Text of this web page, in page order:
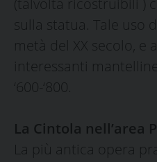
(talvolta ricostruibili )
sulla statua. Tale uso
metà del XX secolo, e
interessanti
‘600-‘800.
La Cintola nell’area
La più antica opera